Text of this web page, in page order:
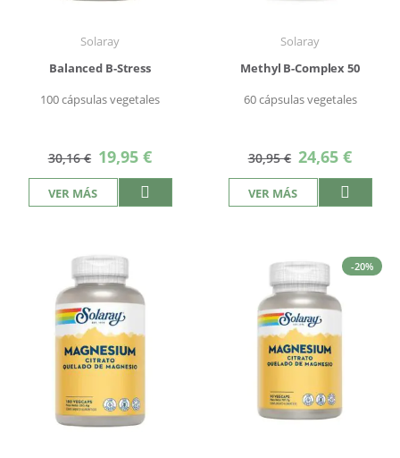
Solaray
Balanced B-Stress
100 cápsulas vegetales
30,16 € Precio
especial
19,95 €
VER MÁS
Solaray
Methyl B-Complex 50
60 cápsulas vegetales
30,95 € Precio
especial
24,65 €
VER MÁS
-20%